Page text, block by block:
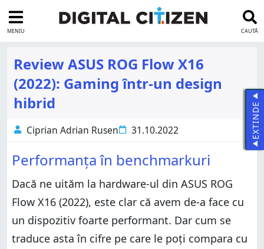
MENIU CAUTĂ
Review ASUS ROG Flow X16
(2022): Gaming într-un design
hibrid
Ciprian Adrian Rusen 31.10.2022
Performanța în benchmarkuri
Dacă ne uităm la hardware-ul din ASUS ROG
Flow X16 (2022), este clar că avem de-a face cu
un dispozitiv foarte performant. Dar cum se
traduce asta în cifre pe care le poți compara cu
EXTINDE